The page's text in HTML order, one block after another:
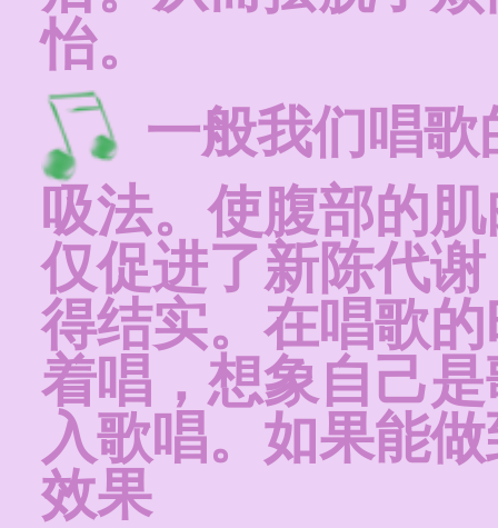
怡。
一般我们唱
吸法。使腹部的
仅促进了新陈代
得结实。在唱歌
着唱，想象自己
入歌唱。如果能
效果